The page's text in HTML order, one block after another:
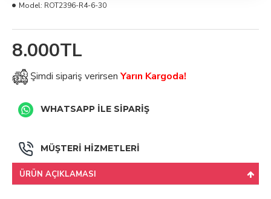
8.000TL
Model: ROT2396-R4-6-30
Şimdi sipariş verirsen Yarın Kargoda!
WHATSAPP İLE SİPARİŞ
MÜŞTERİ HİZMETLERİ
ÜRÜN AÇIKLAMASI